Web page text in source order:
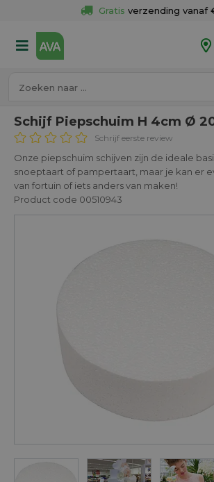
Gratis verzending vanaf
50 winkels
Schijf Piepschuim H 4cm Ø
Schrijf eerste review
Onze piepschuim schijven zijn de ideale
snoeptaart of pampertaart, maar je kan er
van fortuin of iets anders van maken!
Product code 00510943